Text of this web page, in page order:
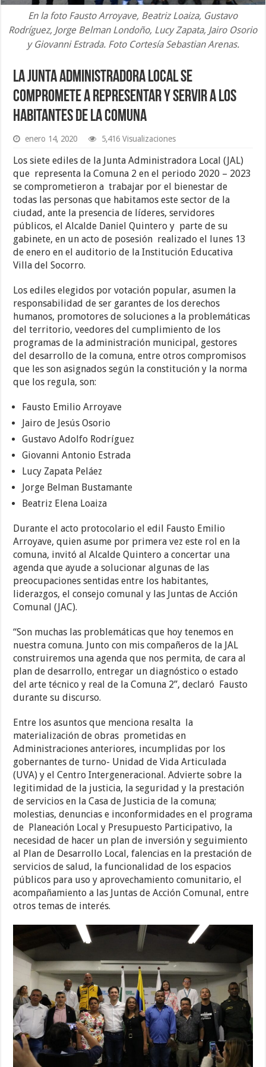
En la foto Fausto Arroyave, Beatriz Loaiza, Gustavo
Rodríguez, Jorge Belman Londoño, Lucy Zapata, Jairo Osorio
y Giovanni Estrada. Foto Cortesía Sebastian Arenas.
La Junta Administradora Local se
compromete a representar y servir a los
habitantes de la Comuna
enero 14, 2020 5,416 Visualizaciones
Los siete ediles de la Junta Administradora Local (JAL)
que representa la Comuna 2 en el periodo 2020 – 2023
se comprometieron a trabajar por el bienestar de
todas las personas que habitamos este sector de la
ciudad, ante la presencia de líderes, servidores
públicos, el Alcalde Daniel Quintero y parte de su
gabinete, en un acto de posesión realizado el lunes 13
de enero en el auditorio de la Institución Educativa
Villa del Socorro.
Los ediles elegidos por votación popular, asumen la
responsabilidad de ser garantes de los derechos
humanos, promotores de soluciones a la problemáticas
del territorio, veedores del cumplimiento de los
programas de la administración municipal, gestores
del desarrollo de la comuna, entre otros compromisos
que les son asignados según la constitución y la norma
que los regula, son:
Fausto Emilio Arroyave
Jairo de Jesús Osorio
Gustavo Adolfo Rodríguez
Giovanni Antonio Estrada
Lucy Zapata Peláez
Jorge Belman Bustamante
Beatriz Elena Loaiza
Durante el acto protocolario el edil Fausto Emilio
Arroyave, quien asume por primera vez este rol en la
comuna, invitó al Alcalde Quintero a concertar una
agenda que ayude a solucionar algunas de las
preocupaciones sentidas entre los habitantes,
liderazgos, el consejo comunal y las Juntas de Acción
Comunal (JAC).
“Son muchas las problemáticas que hoy tenemos en
nuestra comuna. Junto con mis compañeros de la JAL
construiremos una agenda que nos permita, de cara al
plan de desarrollo, entregar un diagnóstico o estado
del arte técnico y real de la Comuna 2”, declaró Fausto
durante su discurso.
Entre los asuntos que menciona resalta la
materialización de obras prometidas en
Administraciones anteriores, incumplidas por los
gobernantes de turno- Unidad de Vida Articulada
(UVA) y el Centro Intergeneracional. Advierte sobre la
legitimidad de la justicia, la seguridad y la prestación
de servicios en la Casa de Justicia de la comuna;
molestias, denuncias e inconformidades en el programa
de Planeación Local y Presupuesto Participativo, la
necesidad de hacer un plan de inversión y seguimiento
al Plan de Desarrollo Local, falencias en la prestación de
servicios de salud, la funcionalidad de los espacios
públicos para uso y aprovechamiento comunitario, el
acompañamiento a las Juntas de Acción Comunal, entre
otros temas de interés.